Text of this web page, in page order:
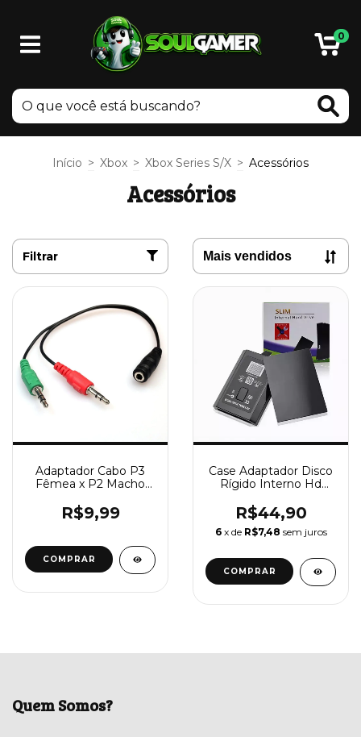
0
Início > Xbox > Xbox Series S/X > Acessórios
Acessórios
Filtrar
Adaptador Cabo P3
Fêmea x P2 Macho
R$9,99
COMPRAR
Case Adaptador Disco
Rígido Interno Hd
Preto
R$44,90
6 x de R$7,48 sem juros
Quem Somos?